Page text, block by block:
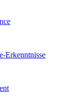
Erkenntnisse